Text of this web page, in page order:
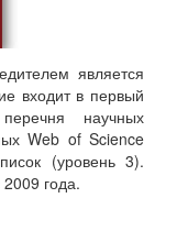
является
входит в первый
научных
Web of Science
(уровень 3).
года.